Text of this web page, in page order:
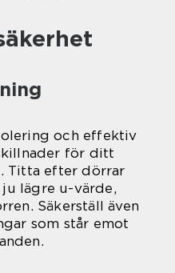
och effektiv
för ditt
Titta efter dörrar
lägre u-värde,
Säkerställ även
som står emot